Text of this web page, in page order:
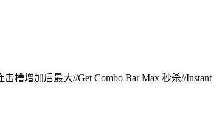
槽增加后最大//Get Combo Bar Max 秒杀//Instant